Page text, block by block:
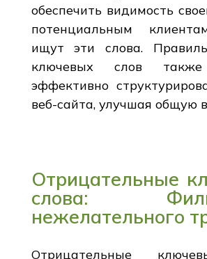
обеспечить видимость
потенциальным
ищут эти слова.
ключевых слов также
эффективно
веб-сайта, улучшая общую
Отрицательные
слова:
нежелательного
Отрицательные